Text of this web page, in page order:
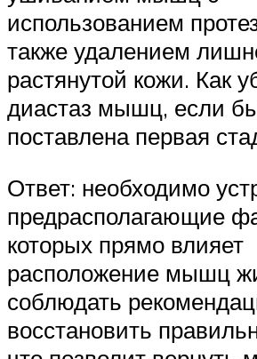
использованием
также удалением
растянутой кожи. Как
диастаз мышц, если
поставлена первая
Ответ: необходимо
предрасполагающие
которых прямо влияет
расположение мышц
соблюдать
восстановить